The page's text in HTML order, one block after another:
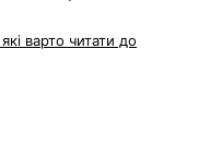
варто читати до